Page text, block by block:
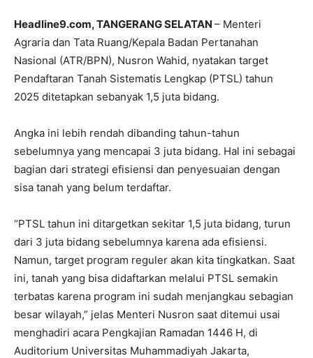
Headline9.com, TANGERANG SELATAN – Menteri
Agraria dan Tata Ruang/Kepala Badan Pertanahan
Nasional (ATR/BPN), Nusron Wahid, nyatakan target
Pendaftaran Tanah Sistematis Lengkap (PTSL) tahun
2025 ditetapkan sebanyak 1,5 juta bidang.
Angka ini lebih rendah dibanding tahun-tahun
sebelumnya yang mencapai 3 juta bidang. Hal ini sebagai
bagian dari strategi efisiensi dan penyesuaian dengan
sisa tanah yang belum terdaftar.
“PTSL tahun ini ditargetkan sekitar 1,5 juta bidang, turun
dari 3 juta bidang sebelumnya karena ada efisiensi.
Namun, target program reguler akan kita tingkatkan. Saat
ini, tanah yang bisa didaftarkan melalui PTSL semakin
terbatas karena program ini sudah menjangkau sebagian
besar wilayah,” jelas Menteri Nusron saat ditemui usai
menghadiri acara Pengkajian Ramadan 1446 H, di
Auditorium Universitas Muhammadiyah Jakarta,